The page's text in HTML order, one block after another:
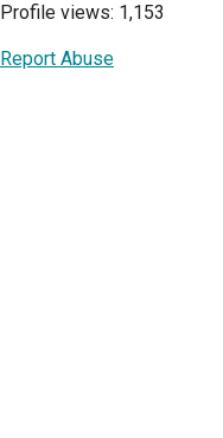
Profile views: 1,153
Report Abuse